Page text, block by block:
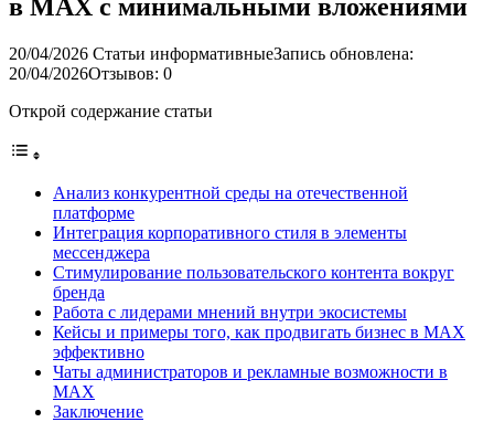
в MAX с минимальными вложениями
20/04/2026 Статьи информативныеЗапись обновлена:
20/04/2026Отзывов: 0
Открой содержание статьи
Анализ конкурентной среды на отечественной
платформе
Интеграция корпоративного стиля в элементы
мессенджера
Стимулирование пользовательского контента вокруг
бренда
Работа с лидерами мнений внутри экосистемы
Кейсы и примеры того, как продвигать бизнес в MAX
эффективно
Чаты администраторов и рекламные возможности в
MAX
Заключение